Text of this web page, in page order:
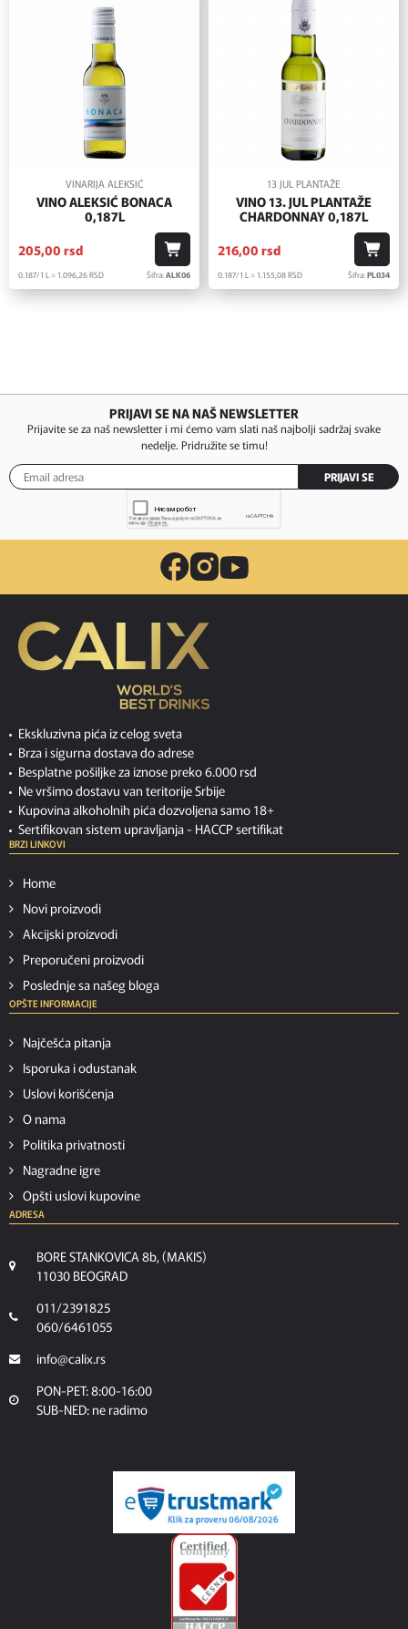
VINARIJA ALEKSIĆ
VINO ALEKSIĆ BONACA
0,187L
205,00 rsd
0.187/1 L = 1.096,26RSD Šifra:ALK06
13 JUL PLANTAŽE
VINO 13. JUL PLANTAŽE
CHARDONNAY 0,187L
216,00 rsd
0.187/1 L = 1.155,08RSD Šifra:PL034
PRIJAVI SE NA NAŠ NEWSLETTER
Prijavite se za naš newsletter i mi ćemo vam slati naš najbolji sadržaj svake
nedelje. Pridružite se timu!
PRIJAVI SE
Ekskluzivna pića iz celog sveta
Brza i sigurna dostava do adrese
Besplatne pošiljke za iznose preko 6.000 rsd
Ne vršimo dostavu van teritorije Srbije
Kupovina alkoholnih pića dozvoljena samo 18+
Sertifikovan sistem upravljanja - HACCP sertifikat
BRZI LINKOVI
Home
Novi proizvodi
Akcijski proizvodi
Preporučeni proizvodi
Poslednje sa našeg bloga
OPŠTE INFORMACIJE
Najčešća pitanja
Isporuka i odustanak
Uslovi korišćenja
O nama
Politika privatnosti
Nagradne igre
Opšti uslovi kupovine
ADRESA
BORE STANKOVICA 8b, (MAKIS)
11030 BEOGRAD
011/2391825
060/6461055
info@calix.rs
PON-PET: 8:00-16:00
SUB-NED: ne radimo